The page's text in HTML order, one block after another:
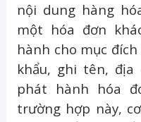
nội dung hàng
một hóa đơn
hành cho mục
khẩu, ghi tên, địa
phát hành hóa
trường hợp này,